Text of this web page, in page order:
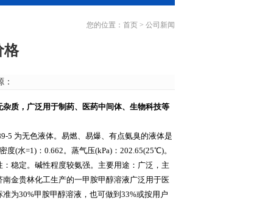
您的位置： 首页 > 公司新闻
格
质，广泛用于制药、医药中间体、生物科技等
5 为无色液体。易燃、易爆、有点氨臭的液体是
(水=1)：0.662。蒸气压(kPa)：202.65(25℃)。
稳定。碱性程度较氨强。主要用途：广泛，主
金贵林化工生产的一甲胺甲醇溶液广泛用于医
为30%甲胺甲醇溶液，也可做到33%或按用户